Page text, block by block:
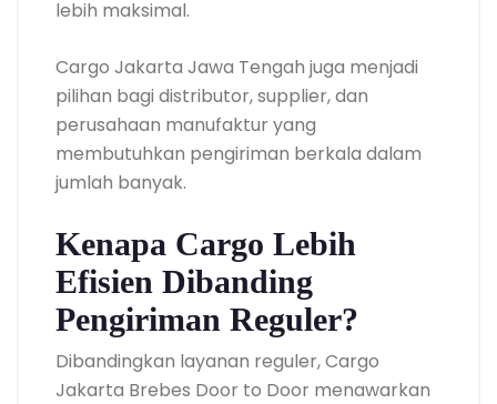
lebih maksimal.
Cargo Jakarta Jawa Tengah juga menjadi
pilihan bagi distributor, supplier, dan
perusahaan manufaktur yang
membutuhkan pengiriman berkala dalam
jumlah banyak.
Kenapa Cargo Lebih
Efisien Dibanding
Pengiriman Reguler?
Dibandingkan layanan reguler, Cargo
Jakarta Brebes Door to Door menawarkan